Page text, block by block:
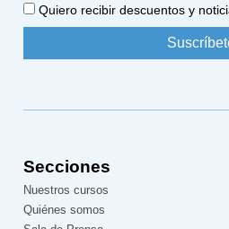
Quiero recibir descuentos y
Secciones
Nuestros cursos
Quiénes somos